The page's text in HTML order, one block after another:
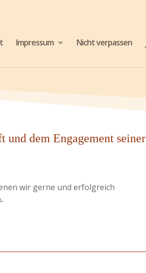
Impressum Nicht verpassen
dem Engagement seiner
wir gerne und erfolgreich